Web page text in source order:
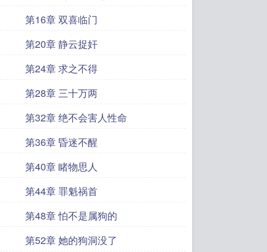
第16章 双喜临门
第20章 静云捉奸
第24章 求之不得
第28章 三十万两
第32章 绝不会害人性命
第36章 昏迷不醒
第40章 睹物思人
第44章 罪魁祸首
第48章 怕不是属狗的
第52章 她的狗洞没了